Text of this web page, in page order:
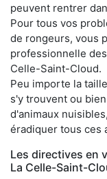
peuvent rentrer
Pour tous vos
de rongeurs, vous
professionnelle
Celle-Saint-Cloud.
Peu importe la
s'y trouvent ou
d'animaux
éradiquer tous ces
Les directives en
La Celle-Saint-